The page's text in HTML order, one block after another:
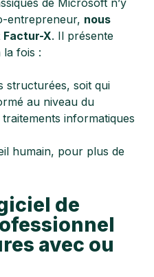
entrepreneur, nous
Factur-X. Il présente
la fois :
structurées, soit qui
au niveau du
informatiques
humain, pour plus de
de
avec ou